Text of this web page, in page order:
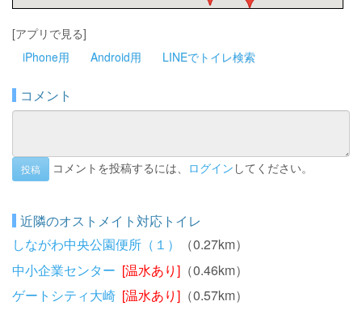
[アプリで見る]
iPhone用
Android用 LINEでトイレ検索
コメント
投稿 コメントを投稿するには、 ログイン してください。
近隣のオストメイト対応トイレ
しながわ中央公園便所（１）
（0.27km）
中小企業センター [温水あり] （0.46km）
ゲートシティ大崎 [温水あり] （0.57km）